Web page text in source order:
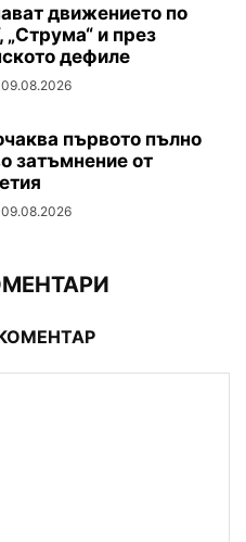
движението по
„Струма“ и през
дефиле
09.08.2026
първото пълно
затъмнение от
09.08.2026